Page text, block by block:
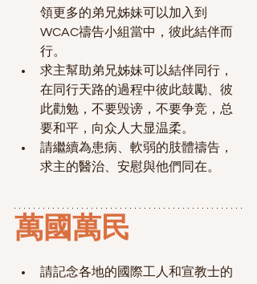
領更多的弟兄姊妹可以加入到
WCAC禱告小組當中，彼此結伴而
行。
求主幫助弟兄姊妹可以結伴同行，
在同行天路的過程中彼此鼓勵、彼
此勸勉， 不要毁谤，不要争竞，总
要和平，向众人大显温柔。
請繼續為患病、軟弱的肢體禱告，
求主的醫治、安慰與他們同在。
萬國萬民
請記念各地的國際工人和宣教士的